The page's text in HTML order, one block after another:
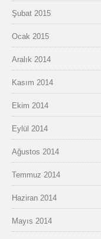
Şubat 2015
Ocak 2015
Aralık 2014
Kasım 2014
Ekim 2014
Eylül 2014
Ağustos 2014
Temmuz 2014
Haziran 2014
Mayıs 2014